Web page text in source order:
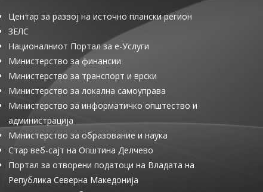
Центар за развој на источно плански регион
ЗЕЛС
Националниот Портал за е-Услуги
Министерство за финансии
Министерство за транспорт и врски
Министерство за локална самоуправа
Министерство за информатичко општество и
администрација
Министерство за образование и наука
Стар веб-сајт на Општина Делчево
Портал за отворени податоци на Владата на
Република Северна Македонија